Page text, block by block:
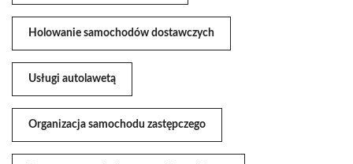
Holowanie samochodów dostawczych
Usługi autolawetą
Organizacja samochodu zastępczego